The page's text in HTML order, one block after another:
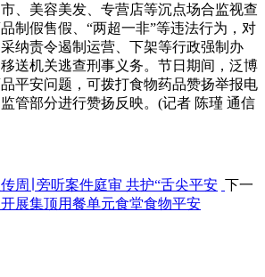
、美容美发、专营店等沉点场合监视查
制假售假、“两超一非”等违法行为，对
纳责令遏制运营、下架等行政强制办
送机关逃查刑事义务。节日期间，泛博
平安问题，可拨打食物药品赞扬举报电
管部分进行赞扬反映。(记者 陈瑾 通信
周∣ 旁听案件庭审 共护“舌尖平安 下一
展集顶用餐单元食堂食物平安